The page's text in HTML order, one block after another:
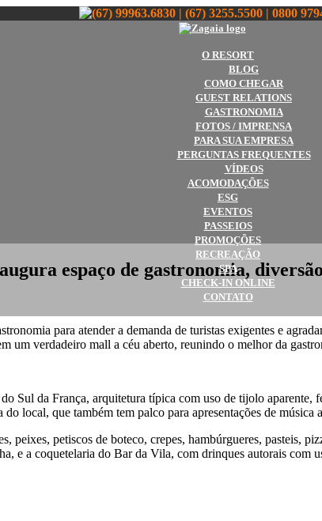
(67) 99963.6830 | (67) 3255.5500 | 0800
O RESORT
BLOG
COMO CHEGAR
GUEST RELATIONS
GASTRONOMIA
FOTOS / IMPRENSA
PARA SUA EMPRESA
PERGUNTAS FREQUENTES
VÍDEOS
ACOMODAÇÕES
ESG
EVENTOS
PASSEIOS
PROMOÇÕES
RECREAÇÃO
SPA
CHECK-IN ONLINE
CONTATO
espaço de gastronomia,
para atender a demanda de turistas exigentes e
um verdadeiro mall a céu aberto, reunindo o melhor da
Sul da França, arquitetura típica com uso de tijolo
local, que também tem palco para apresentações de música
peixes, petiscos de boteco, crepes, hambúrgueres, pasteis,
e a coquetelaria do Bar da Vila, com drinques autorais